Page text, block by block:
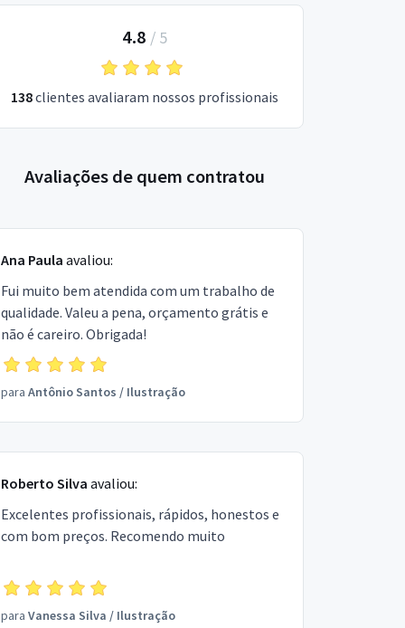
4.8 / 5
138clientes avaliaram nossos profissionais
Avaliações de quem contratou
Ana Paula avaliou:
Fui muito bem atendida com um trabalho de
qualidade. Valeu a pena, orçamento grátis e
não é careiro. Obrigada!
para Antônio Santos / Ilustração
Roberto Silva avaliou:
Excelentes profissionais, rápidos, honestos e
com bom preços. Recomendo muito
para Vanessa Silva / Ilustração